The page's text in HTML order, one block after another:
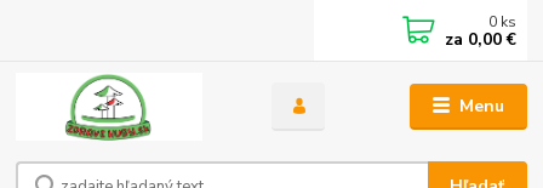
Menu
0 ks
za 0,00 €